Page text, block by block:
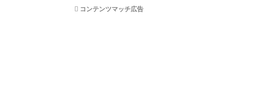
コンテンツマッチ広告